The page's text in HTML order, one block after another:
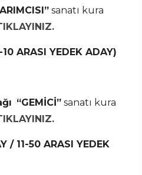
sanatı kura
ARASI YEDEK ADAY)
“GEMİCİ” sanatı kura
/ 11-50 ARASI YEDEK